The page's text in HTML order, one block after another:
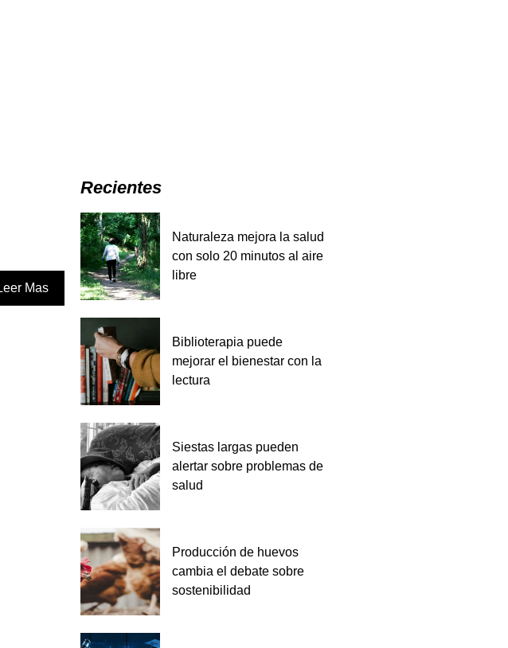
Mas
Recientes
Naturaleza mejora la salud
con solo 20 minutos al aire
libre
Biblioterapia puede
mejorar el bienestar con la
lectura
Siestas largas pueden
alertar sobre problemas de
salud
Producción de huevos
cambia el debate sobre
sostenibilidad